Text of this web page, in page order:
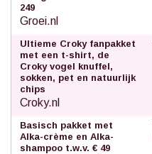
249
Groei.nl
Ultieme Croky fanpakket
met een t-shirt, de
Croky vogel knuffel,
sokken, pet en natuurlijk
chips
Croky.nl
Basisch pakket met
Alka-crème en Alka-
shampoo t.w.v. € 49